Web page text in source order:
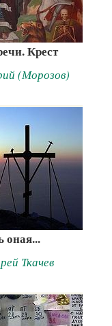
Крест
(Морозов)
оная...
Ткачев